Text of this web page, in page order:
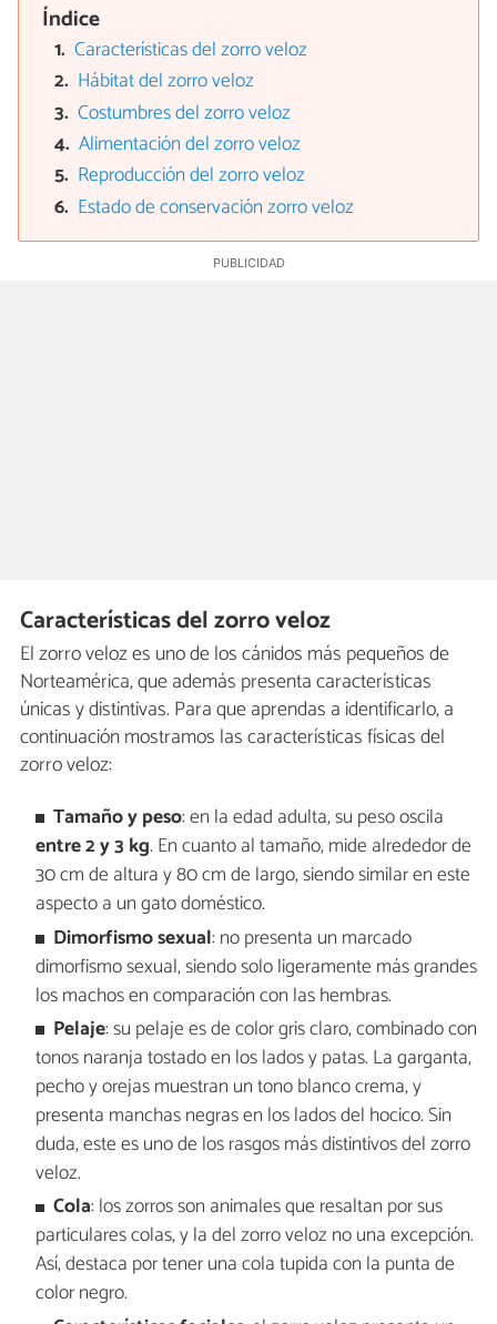
Índice
Características del zorro veloz
Hábitat del zorro veloz
Costumbres del zorro veloz
Alimentación del zorro veloz
Reproducción del zorro veloz
Estado de conservación zorro veloz
Características del zorro veloz
El zorro veloz es uno de los cánidos más pequeños de
Norteamérica, que además presenta características
únicas y distintivas. Para que aprendas a identificarlo, a
continuación mostramos las características físicas del
zorro veloz:
Tamaño y peso: en la edad adulta, su peso oscila
entre 2 y 3 kg. En cuanto al tamaño, mide alrededor de
30 cm de altura y 80 cm de largo, siendo similar en este
aspecto a un gato doméstico.
Dimorfismo sexual: no presenta un marcado
dimorfismo sexual, siendo solo ligeramente más grandes
los machos en comparación con las hembras.
Pelaje: su pelaje es de color gris claro, combinado con
tonos naranja tostado en los lados y patas. La garganta,
pecho y orejas muestran un tono blanco crema, y
presenta manchas negras en los lados del hocico. Sin
duda, este es uno de los rasgos más distintivos del zorro
veloz.
Cola: los zorros son animales que resaltan por sus
particulares colas, y la del zorro veloz no una excepción.
Así, destaca por tener una cola tupida con la punta de
color negro.